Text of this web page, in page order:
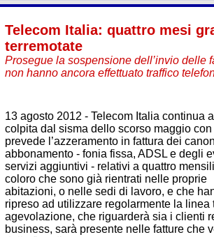
Telecom Italia: quattro mesi
terremotate
Prosegue la sospensione dell’invio delle
non hanno ancora effettuato traffico
13 agosto 2012 - Telecom Italia continua
colpita dal sisma dello scorso maggio
prevede l’azzeramento in fattura dei
abbonamento - fonia fissa, ADSL e degli
servizi aggiuntivi - relativi a quattro
coloro che sono già rientrati nelle proprie
abitazioni, o nelle sedi di lavoro, e che
ripreso ad utilizzare regolarmente la linea
agevolazione, che riguarderà sia i clienti
business, sarà presente nelle fatture che